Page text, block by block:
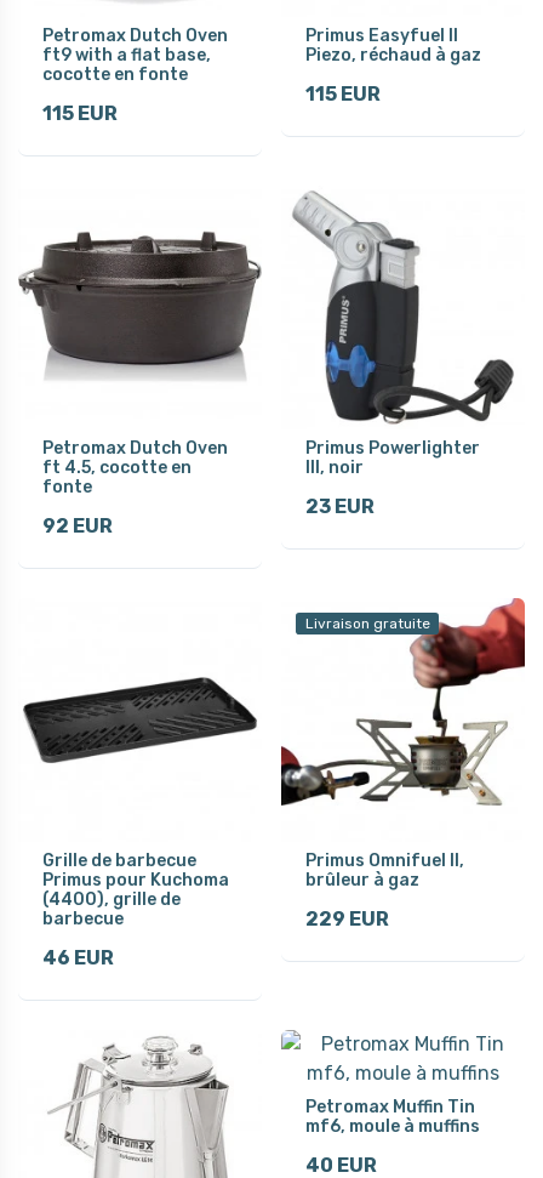
Petromax Dutch Oven
ft9 with a flat base,
cocotte en fonte
115 EUR
Primus Easyfuel II
Piezo, réchaud à gaz
115 EUR
Petromax Dutch Oven
ft 4.5, cocotte en
fonte
92 EUR
Primus Powerlighter
III, noir
23 EUR
Grille de barbecue
Primus pour Kuchoma
(4400), grille de
barbecue
46 EUR
Livraison gratuite
Primus Omnifuel II,
brûleur à gaz
229 EUR
Petromax Muffin Tin
mf6, moule à muffins
40 EUR